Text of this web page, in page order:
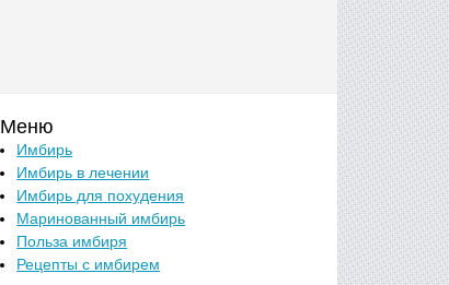
Меню
Имбирь
Имбирь в лечении
Имбирь для похудения
Маринованный имбирь
Польза имбиря
Рецепты с имбирем